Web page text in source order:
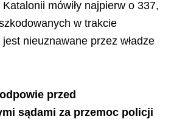
mówiły najpierw o 337,
w trakcie
nieuznawane przez władze
przed
sądami za przemoc policji